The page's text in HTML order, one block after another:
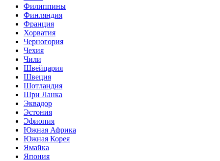
Филиппины
Финляндия
Франция
Хорватия
Черногория
Чехия
Чили
Швейцария
Швеция
Шотландия
Шри Ланка
Эквадор
Эстония
Эфиопия
Южная Африка
Южная Корея
Ямайка
Япония